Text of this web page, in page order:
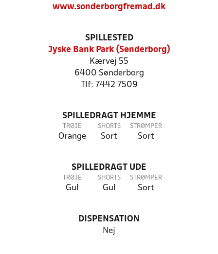
www.sonderborgfremad.dk
SPILLESTED
Jyske Bank Park (Sønderborg)
Kærvej 55
6400 Sønderborg
Tlf: 7442 7509
SPILLEDRAGT HJEMME
TRØJE
Orange
SHORTS
Sort
STRØMPER
Sort
SPILLEDRAGT UDE
TRØJE
Gul
SHORTS
Gul
STRØMPER
Sort
DISPENSATION
Nej